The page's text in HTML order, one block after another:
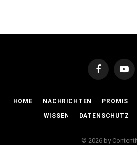
Facebook
HOME NACHRICHTEN PROMIS
WISSEN DATENSCHUTZ
© 2026 by